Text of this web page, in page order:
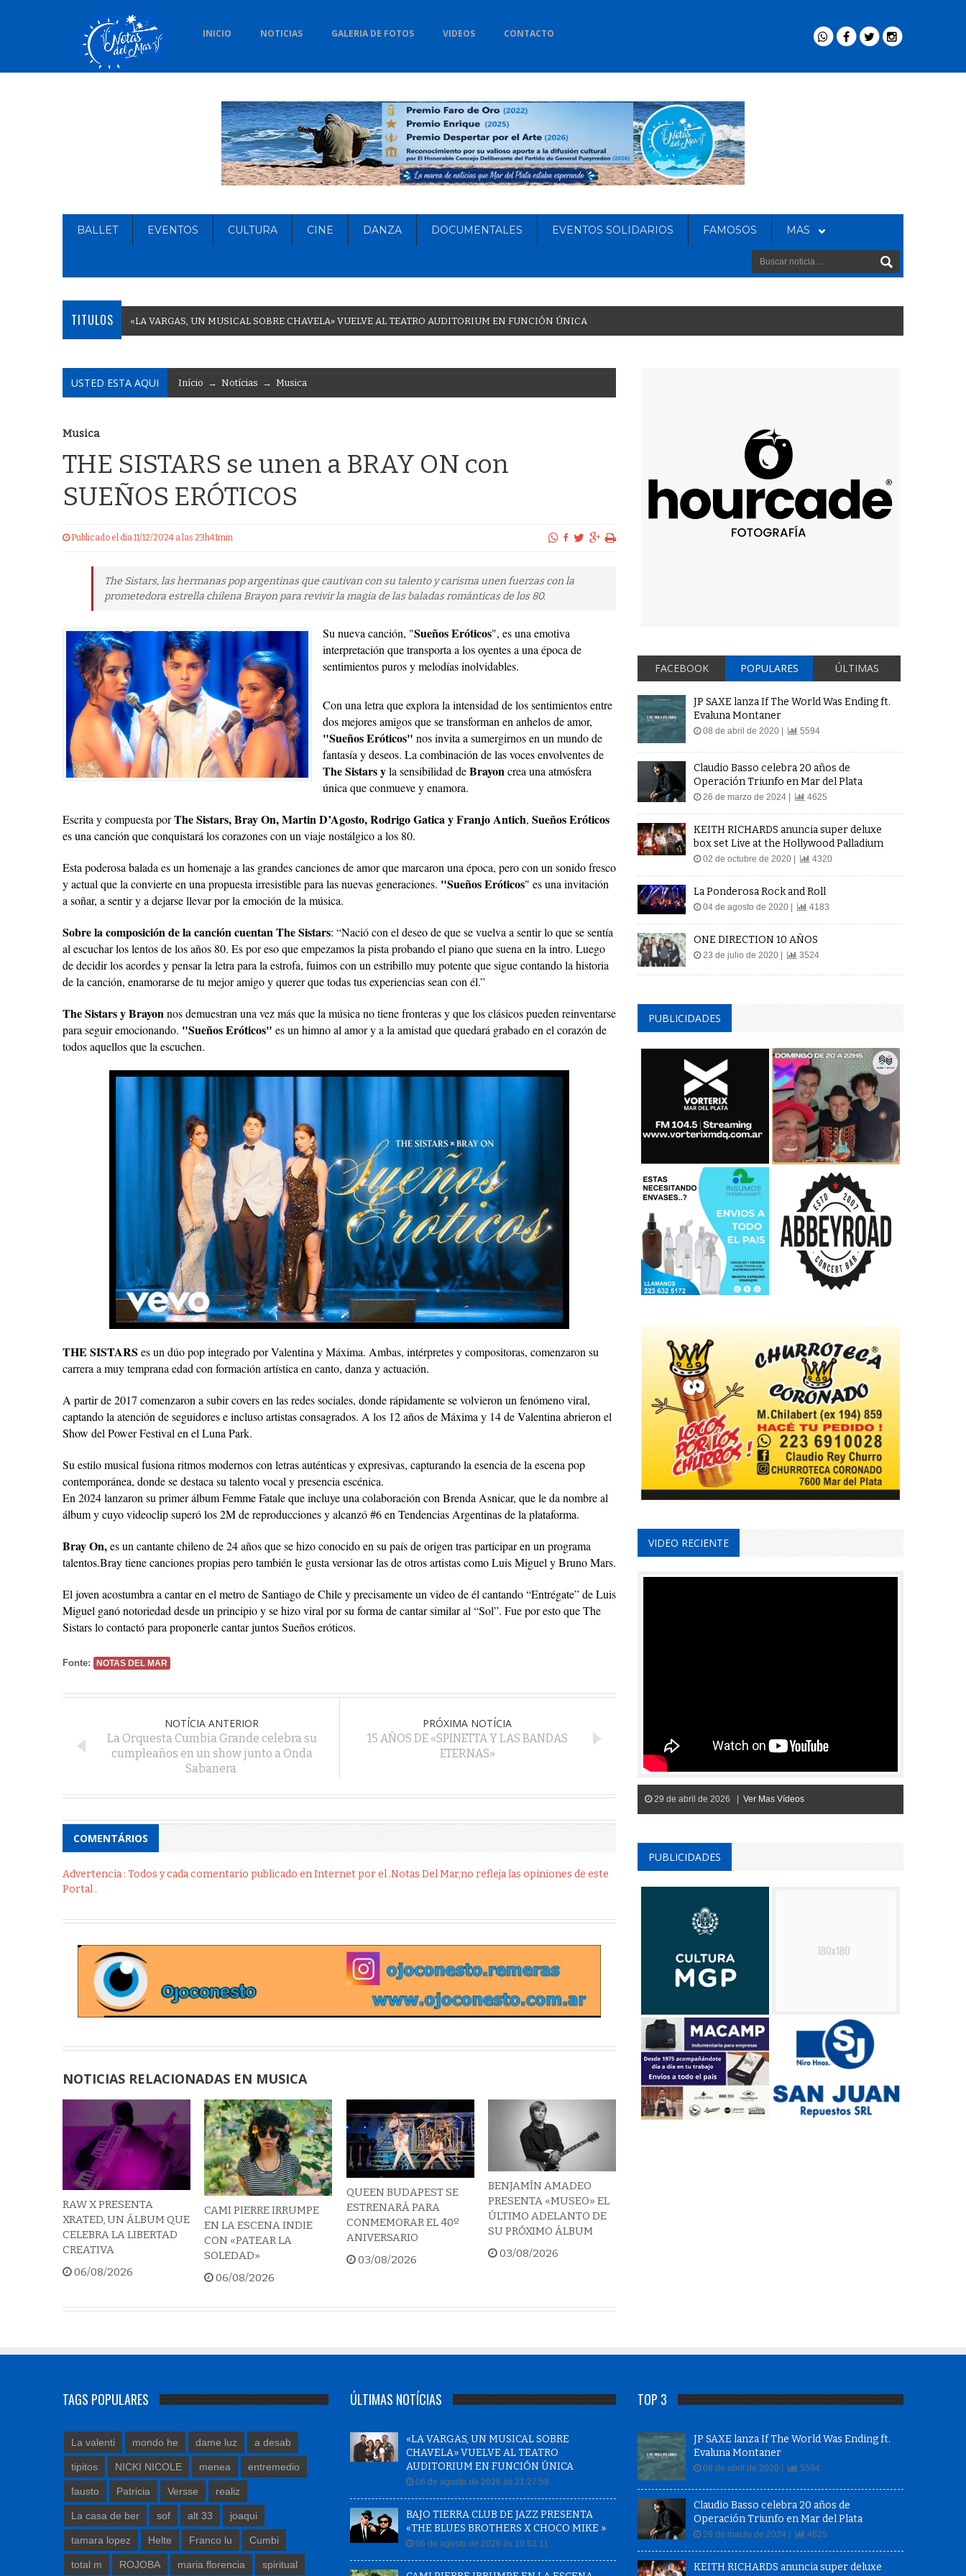
INICIO NOTICIAS GALERIA DE FOTOS VIDEOS CONTACTO
BALLET EVENTOS CULTURA CINE DANZA DOCUMENTALES EVENTOS SOLIDARIOS FAMOSOS MAS
TITULOS «LA VARGAS, UN MUSICAL SOBRE CHAVELA» VUELVE AL TEATRO AUDITORIUM EN FUNCIÓN ÚNICA
USTED ESTA AQUI Início → Notícias → Musica
Musica
THE SISTARS se unen a BRAY ON con
SUEÑOS ERÓTICOS
Publicado el dia 11/12/2024 a las 23h41min
The Sistars, las hermanas pop argentinas que cautivan con su talento y carisma unen fuerzas con la
prometedora estrella chilena Brayon para revivir la magia de las baladas románticas de los 80.
Su nueva canción, "Sueños Eróticos", es una emotiva
interpretación que transporta a los oyentes a una época de
sentimientos puros y melodías inolvidables.
Con una letra que explora la intensidad de los sentimientos entre
dos mejores amigos que se transforman en anhelos de amor,
"Sueños Eróticos" nos invita a sumergirnos en un mundo de
fantasía y deseos. La combinación de las voces envolventes de
The Sistars yla sensibilidad deBrayoncrea una atmósfera
única que conmueve y enamora.
Escrita y compuesta porThe Sistars, Bray On, Martin D’Agosto, Rodrigo Gatica y Franjo Antich, Sueños Eróticos
es una canción que conquistará los corazones con un viaje nostálgico a los 80.
Esta poderosa balada es un homenaje a las grandes canciones de amor que marcaron una época, pero con un sonido fresco
y actual que la convierte en una propuesta irresistible para las nuevas generaciones. "Sueños Eróticos" es una invitación
a soñar, a sentir y a dejarse llevar por la emoción de la música.
Sobre la composición de la canción cuentan The Sistars: “Nació con el deseo de que se vuelva a sentir lo que se sentía
al escuchar los lentos de los años 80. Es por eso que empezamos la pista probando el piano que suena en la intro. Luego
de decidir los acordes y pensar la letra para la estrofa, fuimos con un estribillo muy potente que sigue contando la historia
de la canción, enamorarse de tu mejor amigo y querer que todas tus experiencias sean con él.”
The Sistars y Brayonnos demuestran una vez más que la música no tiene fronteras y que los clásicos pueden reinventarse
para seguir emocionando. "Sueños Eróticos" es un himno al amor y a la amistad que quedará grabado en el corazón de
todos aquellos que la escuchen.
THE SISTARS es un dúo pop integrado por Valentina y Máxima. Ambas, intérpretes y compositoras, comenzaron su
carrera a muy temprana edad con formación artística en canto, danza y actuación.
A partir de 2017 comenzaron a subir covers en las redes sociales, donde rápidamente se volvieron un fenómeno viral,
captando la atención de seguidores e incluso artistas consagrados. A los 12 años de Máxima y 14 de Valentina abrieron el
Show del Power Festival en el Luna Park.
Su estilo musical fusiona ritmos modernos con letras auténticas y expresivas, capturando la esencia de la escena pop
contemporánea, donde se destaca su talento vocal y presencia escénica.
En 2024 lanzaron su primer álbum Femme Fatale que incluye una colaboración con Brenda Asnicar, que le da nombre al
álbum y cuyo videoclip superó los 2M de reproducciones y alcanzó #6 en Tendencias Argentinas de la plataforma.
Bray On,es un cantante chileno de 24 años que se hizo conocido en su país de origen tras participar en un programa
talentos.Bray tiene canciones propias pero también le gusta versionar las de otros artistas como Luis Miguel y Bruno Mars.
El joven acostumbra a cantar en el metro de Santiago de Chile y precisamente un video de él cantando “Entrégate” de Luis
Miguel ganó notoriedad desde un principio y se hizo viral por su forma de cantar similar al “Sol”. Fue por esto que The
Sistars lo contactó para proponerle cantar juntos Sueños eróticos.
Fonte: NOTAS DEL MAR
NOTÍCIA ANTERIOR
La Orquesta Cumbia Grande celebra su
cumpleaños en un show junto a Onda
Sabanera
PRÓXIMA NOTÍCIA
15 AÑOS DE «SPINETTA Y LAS BANDAS
ETERNAS»
COMENTÁRIOS
Advertencia : Todos y cada comentario publicado en Internet por el .Notas Del Mar,no refleja las opiniones de este
Portal .
NOTICIAS RELACIONADAS EN MUSICA
RAW X PRESENTA
XRATED, UN ÁLBUM QUE
CELEBRA LA LIBERTAD
CREATIVA
06/08/2026
CAMI PIERRE IRRUMPE
EN LA ESCENA INDIE
CON «PATEAR LA
SOLEDAD»
06/08/2026
QUEEN BUDAPEST SE
ESTRENARÁ PARA
CONMEMORAR EL 40º
ANIVERSARIO
03/08/2026
BENJAMÍN AMADEO
PRESENTA «MUSEO» EL
ÚLTIMO ADELANTO DE
SU PRÓXIMO ÁLBUM
03/08/2026
FACEBOOK POPULARES ÚLTIMAS
JP SAXE lanza If The World Was Ending ft.
Evaluna Montaner
08 de abril de 2020 | 5594
Claudio Basso celebra 20 años de
Operación Triunfo en Mar del Plata
26 de marzo de 2024 | 4625
KEITH RICHARDS anuncia super deluxe
box set Live at the Hollywood Palladium
02 de octubre de 2020 | 4320
La Ponderosa Rock and Roll
04 de agosto de 2020 | 4183
ONE DIRECTION 10 AÑOS
23 de julio de 2020 | 3524
PUBLICIDADES
VIDEO RECIENTE
29 de abril de 2026 | Ver Mas Vídeos
PUBLICIDADES
TAGS POPULARES
La valenti mondo he dame luz a desab
tipitos NICKI NICOLE menea entremedio
fausto Patricia Versse realiz
La casa de ber sof alt 33 joaqui
tamara lopez Helte Franco lu Cumbi
total m ROJOBA maria florencia spiritual
ÚLTIMAS NOTÍCIAS
«LA VARGAS, UN MUSICAL SOBRE
CHAVELA» VUELVE AL TEATRO
AUDITORIUM EN FUNCIÓN ÚNICA
06 de agosto de 2026 às 21:27:58
BAJO TIERRA CLUB DE JAZZ PRESENTA
«THE BLUES BROTHERS X CHOCO MIKE »
06 de agosto de 2026 às 19:53:11
TOP 3
JP SAXE lanza If The World Was Ending ft.
Evaluna Montaner
08 de abril de 2020 | 5594
Claudio Basso celebra 20 años de
Operación Triunfo en Mar del Plata
26 de marzo de 2024 | 4625
KEITH RICHARDS anuncia super deluxe